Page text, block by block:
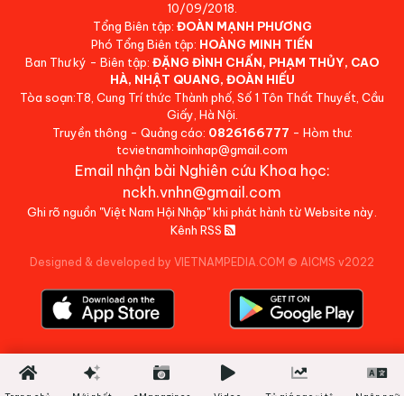
10/09/2018.
Tổng Biên tập: ĐOÀN MẠNH PHƯƠNG
Phó Tổng Biên tập: HOÀNG MINH TIẾN
Ban Thư ký - Biên tập: ĐẶNG ĐÌNH CHẤN, PHẠM THỦY, CAO
HÀ, NHẬT QUANG, ĐOÀN HIẾU
Tòa soạn:T8, Cung Trí thức Thành phố, Số 1 Tôn Thất Thuyết, Cầu
Giấy, Hà Nội.
Truyền thông - Quảng cáo: 0826166777 - Hòm thư:
tcvietnamhoinhap@gmail.com
Email nhận bài Nghiên cứu Khoa học:
nckh.vnhn@gmail.com
Ghi rõ nguồn "Việt Nam Hội Nhập" khi phát hành từ Website này.
Kênh RSS
Designed & developed by VIETNAMPEDIA.COM © AICMS v2022